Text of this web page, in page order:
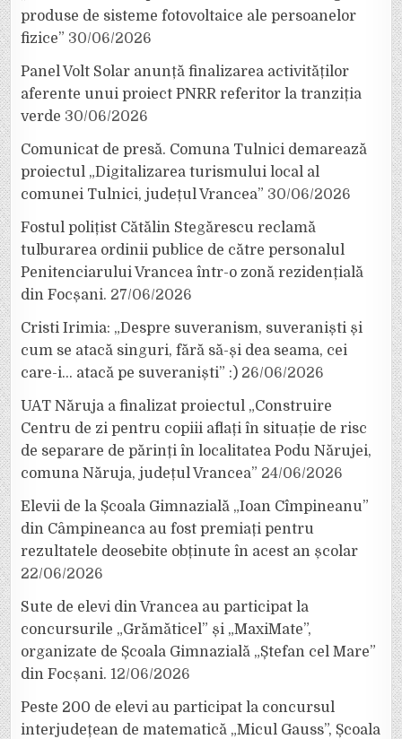
produse de sisteme fotovoltaice ale persoanelor
fizice” 30/06/2026
Panel Volt Solar anunță finalizarea activităților
aferente unui proiect PNRR referitor la tranziția
verde 30/06/2026
Comunicat de presă. Comuna Tulnici demarează
proiectul „Digitalizarea turismului local al
comunei Tulnici, județul Vrancea” 30/06/2026
Fostul polițist Cătălin Stegărescu reclamă
tulburarea ordinii publice de către personalul
Penitenciarului Vrancea într-o zonă rezidențială
din Focșani. 27/06/2026
Cristi Irimia: „Despre suveranism, suveraniști și
cum se atacă singuri, fără să-și dea seama, cei
care-i… atacă pe suveraniști” :) 26/06/2026
UAT Năruja a finalizat proiectul „Construire
Centru de zi pentru copiii aflați în situație de risc
de separare de părinți în localitatea Podu Nărujei,
comuna Năruja, județul Vrancea” 24/06/2026
Elevii de la Școala Gimnazială „Ioan Cîmpineanu”
din Câmpineanca au fost premiați pentru
rezultatele deosebite obținute în acest an școlar
22/06/2026
Sute de elevi din Vrancea au participat la
concursurile „Grămăticel” și „MaxiMate”,
organizate de Școala Gimnazială „Ștefan cel Mare”
din Focșani. 12/06/2026
Peste 200 de elevi au participat la concursul
interjudețean de matematică „Micul Gauss”, Școala